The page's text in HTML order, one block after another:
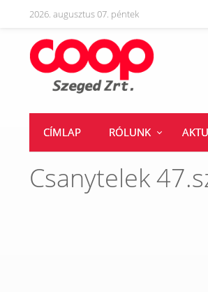
2026. augusztus 07. péntek
CÍMLAP RÓLUNK
Csanytelek